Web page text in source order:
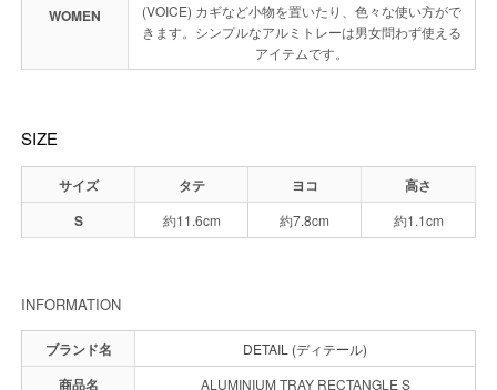
WOMEN
(VOICE) カギなど小物を置いたり、色々な使い方がで
きます。シンプルなアルミトレーは男女問わず使える
アイテムです。
SIZE
サイズ タテ ヨコ
高さ
S
約11.6cm 約7.8cm 約1.1cm
INFORMATION
ブランド名 DETAIL (ディテール)
商品名 ALUMINIUM TRAY RECTANGLE S